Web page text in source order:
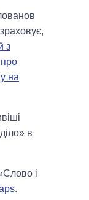
з
на
в
і
.